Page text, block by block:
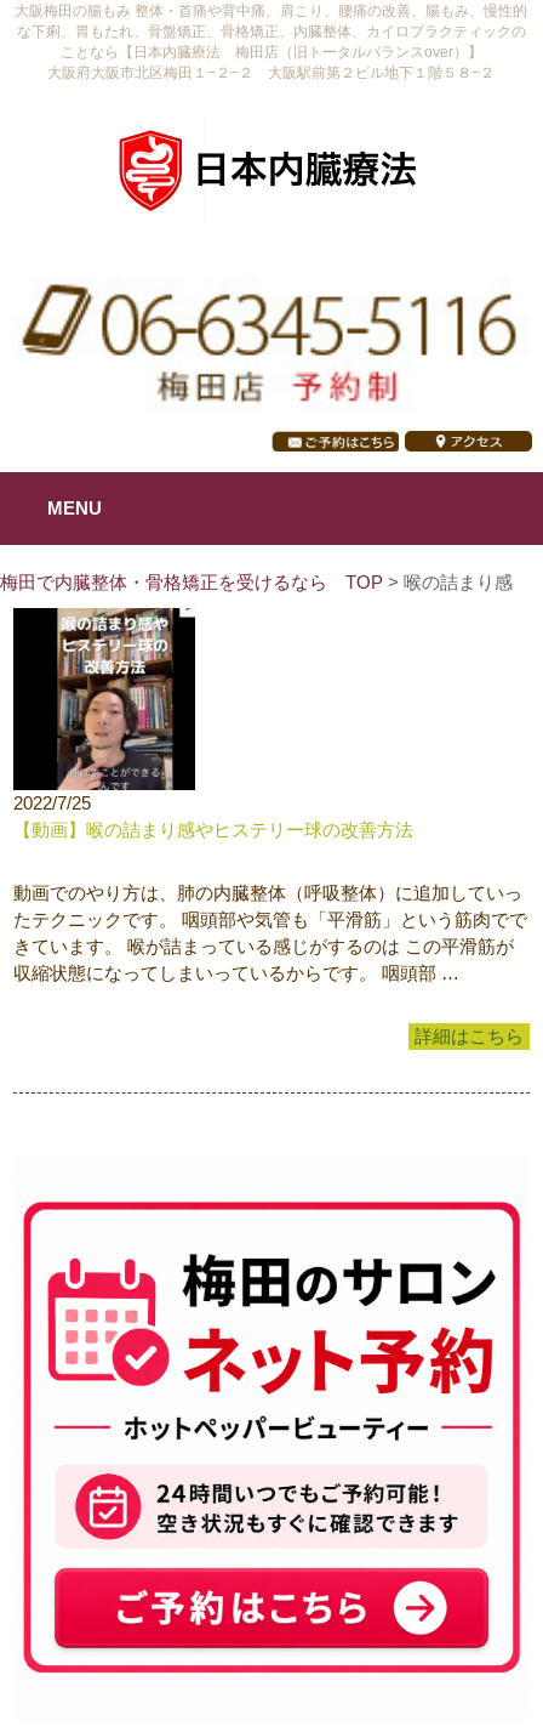
大阪梅田の腸もみ 整体・首痛や背中痛、肩こり、腰痛の改善、腸もみ、慢性的
な下痢、胃もたれ、骨盤矯正、骨格矯正、内臓整体、カイロプラクティックの
ことなら【日本内臓療法 梅田店（旧トータルバランスover）】
大阪府大阪市北区梅田１−２−２ 大阪駅前第２ビル地下１階５８−２
MENU
梅田で内臓整体・骨格矯正を受けるなら TOP > 喉の詰まり感
2022/7/25
【動画】喉の詰まり感やヒステリー球の改善方法
動画でのやり方は、肺の内臓整体（呼吸整体）に追加していっ
たテクニックです。 咽頭部や気管も「平滑筋」という筋肉でで
きています。 喉が詰まっている感じがするのは この平滑筋が
収縮状態になってしまいっているからです。 咽頭部 …
詳細はこちら